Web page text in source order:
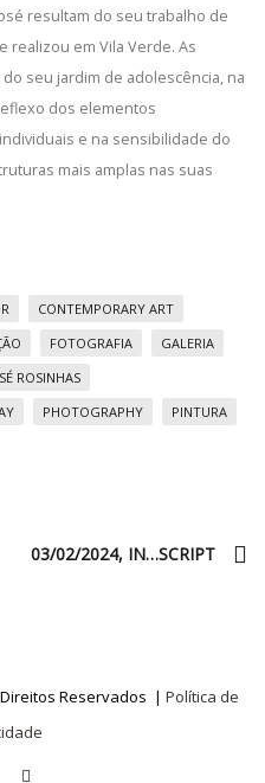
resultam do seu trabalho de
realizou em Vila Verde. As
seu jardim de adolescência, na
dos elementos
e na sensibilidade do
mais amplas nas suas
CONTEMPORARY ART
FOTOGRAFIA
GALERIA
ROSINHAS
PHOTOGRAPHY
PINTURA
03/02/2024, IN…SCRIPT
Reservados | Política de